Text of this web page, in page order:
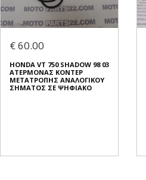
€ 60.00
HONDA VT 750 SHADOW 98 03
ΑΤΕΡΜΟΝΑΣ ΚΟΝΤΕΡ
ΜΕΤΑΤΡΟΠΗΣ ΑΝΑΛΟΓΙΚΟΥ
ΣΗΜΑΤΟΣ ΣΕ ΨΗΦΙΑΚΟ